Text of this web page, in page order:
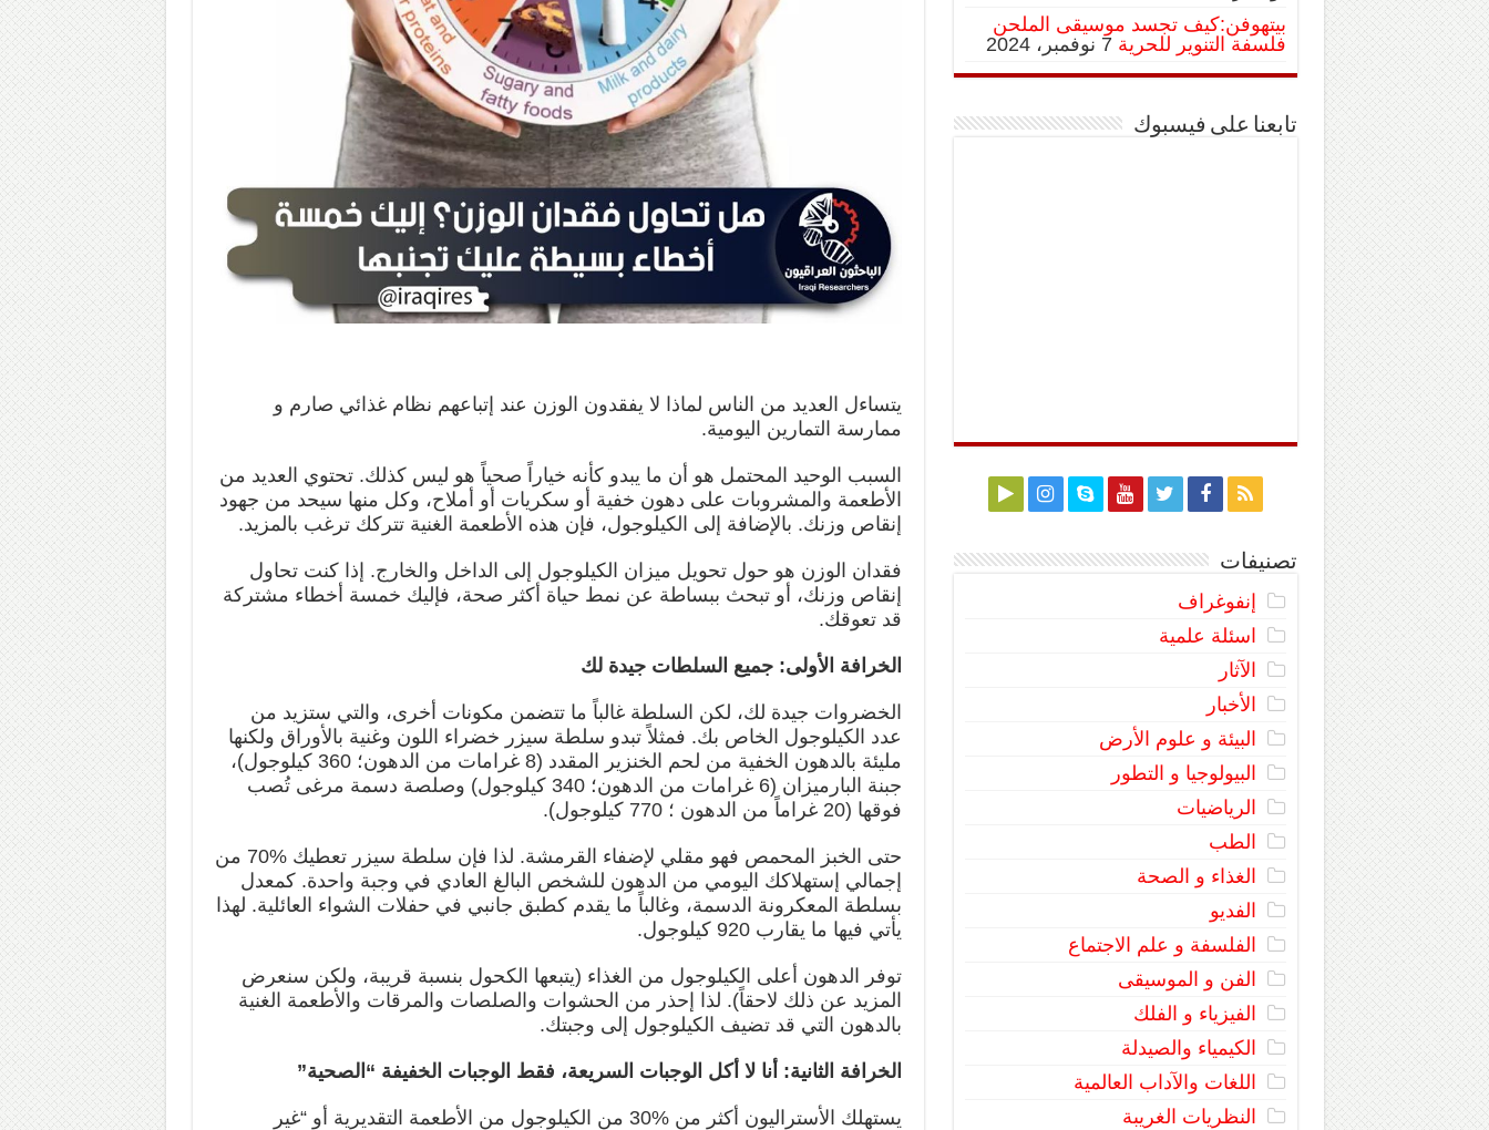
يتساءل العديد من الناس لماذا لا يفقدون الوزن عند إتباعهم نظام غذائي صارم و
ممارسة التمارين اليومية.
السبب الوحيد المحتمل هو أن ما يبدو كأنه خياراً صحياً هو ليس كذلك. تحتوي العديد من
الأطعمة والمشروبات على دهون خفية أو سكريات أو أملاح، وكل منها سيحد من جهود
إنقاص وزنك. بالإضافة إلى الكيلوجول، فإن هذه الأطعمة الغنية تتركك ترغب بالمزيد.
فقدان الوزن هو حول تحويل ميزان الكيلوجول إلى الداخل والخارج. إذا كنت تحاول
إنقاص وزنك، أو تبحث ببساطة عن نمط حياة أكثر صحة، فإليك خمسة أخطاء مشتركة
قد تعوقك.
الخرافة الأولى: جميع السلطات جيدة لك
الخضروات جيدة لك، لكن السلطة غالباً ما تتضمن مكونات أخرى، والتي ستزيد من
عدد الكيلوجول الخاص بك. فمثلاً تبدو سلطة سيزر خضراء اللون وغنية بالأوراق ولكنها
مليئة بالدهون الخفية من لحم الخنزير المقدد (8 غرامات من الدهون؛ 360 كيلوجول)،
جبنة البارميزان (6 غرامات من الدهون؛ 340 كيلوجول) وصلصة دسمة مرغى تُصب
فوقها (20 غراماً من الدهون ؛ 770 كيلوجول).
حتى الخبز المحمص فهو مقلي لإضفاء القرمشة. لذا فإن سلطة سيزر تعطيك %70 من
إجمالي إستهلاكك اليومي من الدهون للشخص البالغ العادي في وجبة واحدة. كمعدل
بسلطة المعكرونة الدسمة، وغالباً ما يقدم كطبق جانبي في حفلات الشواء العائلية. لهذا
يأتي فيها ما يقارب 920 كيلوجول.
توفر الدهون أعلى الكيلوجول من الغذاء (يتبعها الكحول بنسبة قريبة، ولكن سنعرض
المزيد عن ذلك لاحقاً). لذا إحذر من الحشوات والصلصات والمرقات والأطعمة الغنية
بالدهون التي قد تضيف الكيلوجول إلى وجبتك.
الخرافة الثانية: أنا لا أكل الوجبات السريعة، فقط الوجبات الخفيفة “الصحية”
يستهلك الأستراليون أكثر من %30 من الكيلوجول من الأطعمة التقديرية أو “غير
بيتهوفن:كيف تجسد موسيقى الملحن
فلسفة التنوير للحرية 7 نوفمبر، 2024
تابعنا على فيسبوك
تصنيفات
إنفوغراف
اسئلة علمية
الآثار
الأخبار
البيئة و علوم الأرض
البيولوجيا و التطور
الرياضيات
الطب
الغذاء و الصحة
الفديو
الفلسفة و علم الاجتماع
الفن و الموسيقى
الفيزياء و الفلك
الكيمياء والصيدلة
اللغات والآداب العالمية
النظريات الغريبة